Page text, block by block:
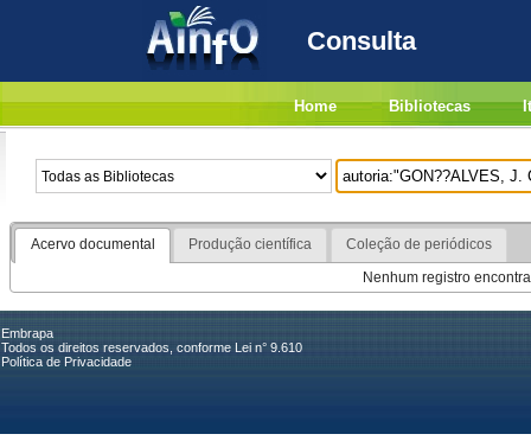
Consulta
Home Bibliotecas
Acervo documental Produção científica
Coleção de periódicos
Nenhum registro
Embrapa
Todos os direitos reservados, conforme Lei n° 9.610
Política de Privacidade